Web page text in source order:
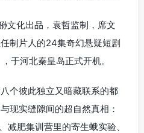
文化出品，袁哲监制，席文
制片人的24集奇幻悬疑短剧
，于河北秦皇岛正式开机。
个彼此独立又暗藏联系的都
现实缝隙间的超自然真相：
减肥集训营里的寄生蛾实验、